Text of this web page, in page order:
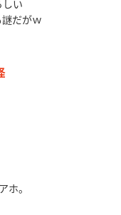
しい
だがｗ
ホ。